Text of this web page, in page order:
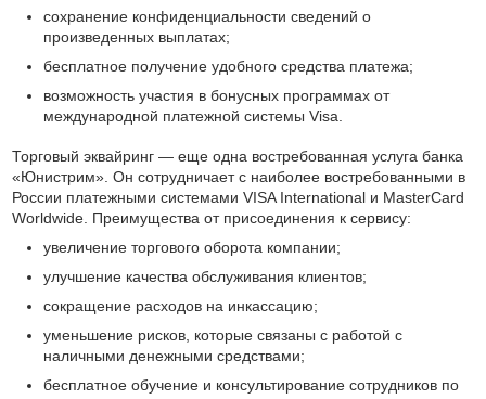
сохранение конфиденциальности сведений о
произведенных выплатах;
бесплатное получение удобного средства платежа;
возможность участия в бонусных программах от
международной платежной системы Visa.
Торговый эквайринг — еще одна востребованная услуга банка
«Юнистрим». Он сотрудничает с наиболее востребованными в
России платежными системами VISA International и MasterCard
Worldwide. Преимущества от присоединения к сервису:
увеличение торгового оборота компании;
улучшение качества обслуживания клиентов;
сокращение расходов на инкассацию;
уменьшение рисков, которые связаны с работой с
наличными денежными средствами;
бесплатное обучение и консультирование сотрудников по